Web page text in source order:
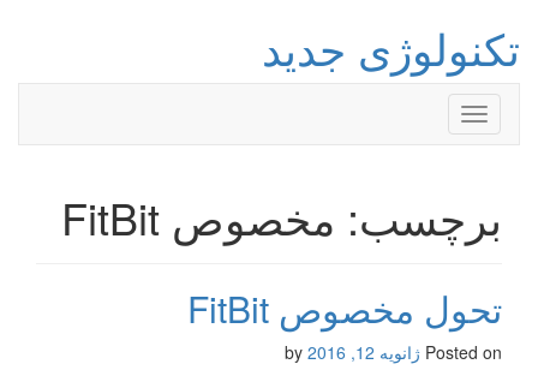
تکنولوژی جدید
Toggle
navigation
برچسب: مخصوص FitBit
تحول مخصوص FitBit
Posted on ژانویه 12, 2016